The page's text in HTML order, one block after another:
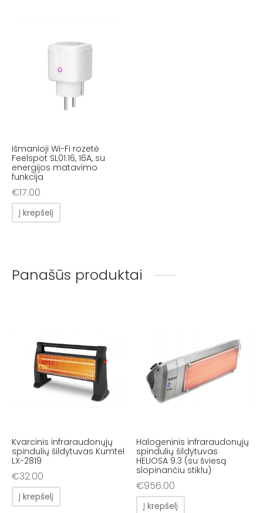
Išmanioji Wi-Fi rozetė
Feelspot SL01.16, 16A, su
energijos matavimo
funkcija
€17.00
Į krepšelį
Panašūs produktai
Kvarcinis infraraudonųjų
spindulių šildytuvas Kumtel
LX-2819
€32.00
Į krepšelį
Halogeninis infraraudonųjų
spindulių šildytuvas
HELIOSA 9.3 (su šviesą
slopinančiu stiklu)
€956.00
Į krepšelį